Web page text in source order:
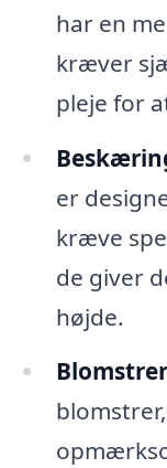
har en
kræver
pleje for
er
kræve
de giver
højde.